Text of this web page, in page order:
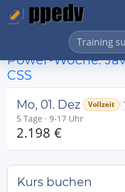
Power-Woche:
CSS
Mo, 01. Dez Vollzeit
5 Tage · 9-17 Uhr
2.198 €
Kurs buchen